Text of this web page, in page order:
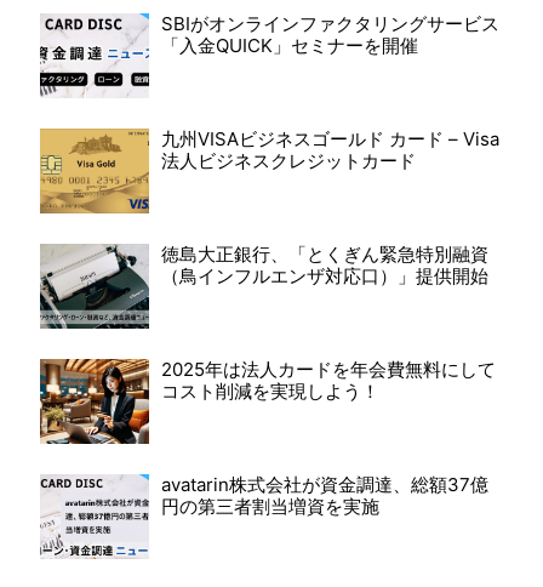
SBIがオンラインファクタリングサービス
「入金QUICK」セミナーを開催
九州VISAビジネスゴールド カード – Visa
法人ビジネスクレジットカード
徳島大正銀行、「とくぎん緊急特別融資
（鳥インフルエンザ対応口）」提供開始
2025年は法人カードを年会費無料にして
コスト削減を実現しよう！
avatarin株式会社が資金調達、総額37億
円の第三者割当増資を実施